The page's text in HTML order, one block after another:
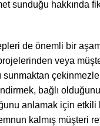
sunduğu hakkında
de önemli bir
veya
sunmaktan
bağlı
anlamak için etkili
kalmış müşteri